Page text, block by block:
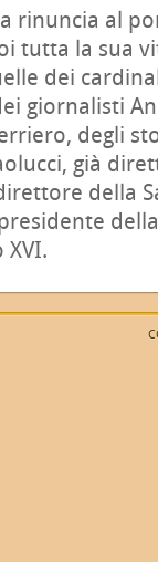
rinuncia al
tutta la sua
dei
giornalisti
degli
già
della
XVI.